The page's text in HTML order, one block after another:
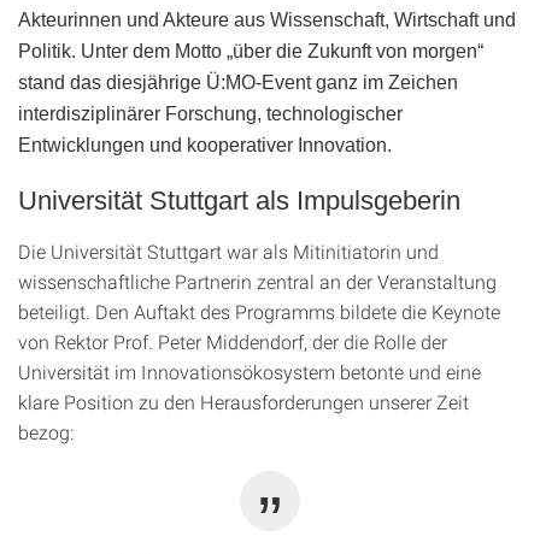
Akteurinnen und Akteure aus Wissenschaft, Wirtschaft und
Politik. Unter dem Motto „über die Zukunft von morgen“
stand das diesjährige Ü:MO-Event ganz im Zeichen
interdisziplinärer Forschung, technologischer
Entwicklungen und kooperativer Innovation.
Universität Stuttgart als Impulsgeberin
Die Universität Stuttgart war als Mitinitiatorin und
wissenschaftliche Partnerin zentral an der Veranstaltung
beteiligt. Den Auftakt des Programms bildete die Keynote
von Rektor Prof. Peter Middendorf, der die Rolle der
Universität im Innovationsökosystem betonte und eine
klare Position zu den Herausforderungen unserer Zeit
bezog: